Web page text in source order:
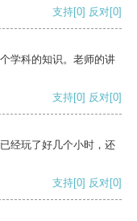
支持[0] 反对[0]
学科的知识。老师的讲
支持[0] 反对[0]
经玩了好几个小时，还
支持[0] 反对[0]